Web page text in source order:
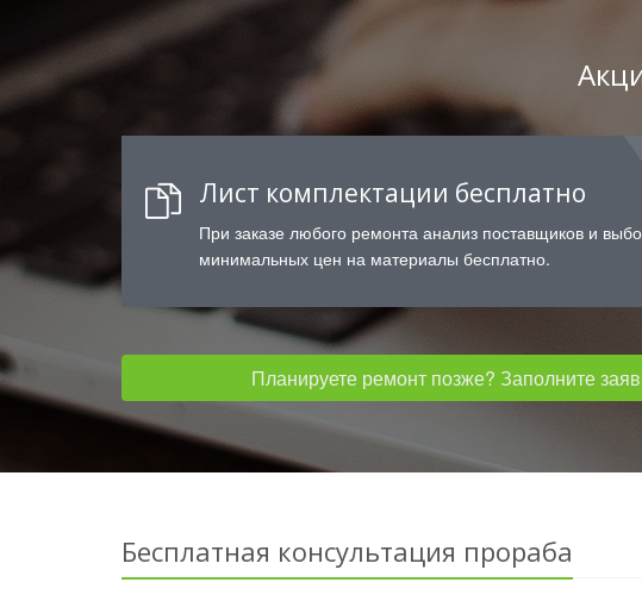
Лист комплектации бесплатно
При заказе любого ремонта анализ поставщиков и
минимальных цен на материалы бесплатно.
Планируете ремонт позже? Заполните
Бесплатная консультация прораба